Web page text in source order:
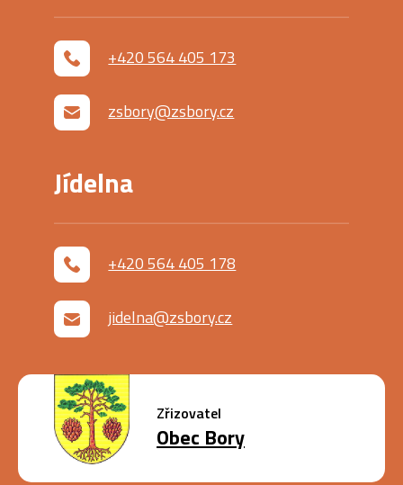
+420 564 405 173
zsbory@zsbory.cz
Jídelna
+420 564 405 178
jidelna@zsbory.cz
Zřizovatel
Obec Bory